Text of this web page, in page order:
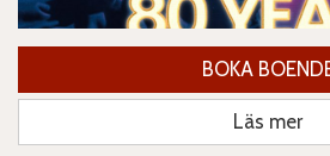
BOKA
Läs mer